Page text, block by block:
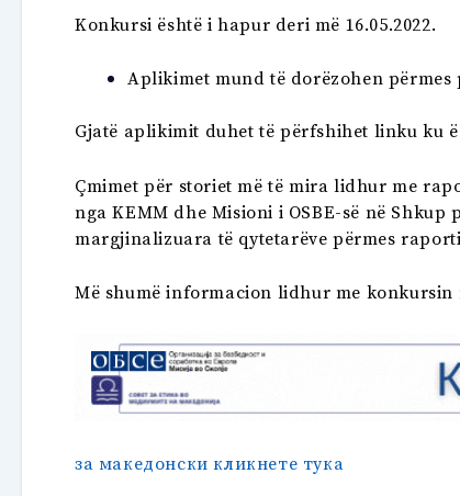
Konkursi është i hapur deri më 16.05.2022.
Aplikimet mund të dorëzohen përmes
Gjatë aplikimit duhet të përfshihet linku ku
Çmimet për storiet më të mira lidhur me
nga KEMM dhe Misioni i OSBE-së në
margjinalizuara të qytetarëve përmes
Më shumë informacion lidhur me
за македонски кликнете тука